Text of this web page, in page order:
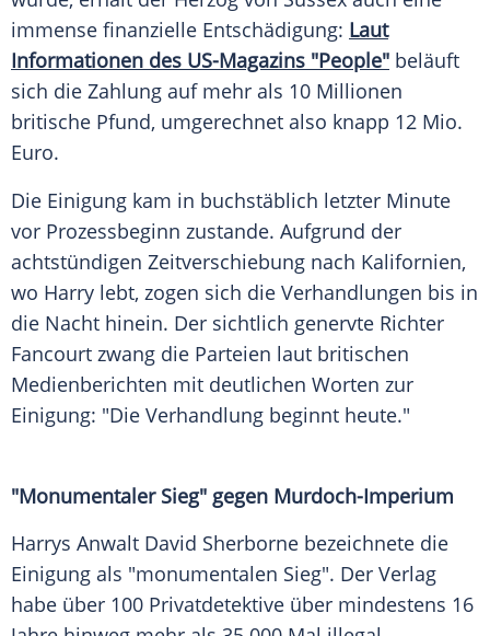
immense finanzielle Entschädigung: Laut
Informationen des US-Magazins "People" beläuft
sich die Zahlung auf mehr als 10 Millionen
britische Pfund, umgerechnet also knapp 12 Mio.
Euro.
Die Einigung kam in buchstäblich letzter Minute
vor Prozessbeginn zustande. Aufgrund der
achtstündigen Zeitverschiebung nach Kalifornien,
wo Harry lebt, zogen sich die Verhandlungen bis in
die Nacht hinein. Der sichtlich genervte Richter
Fancourt zwang die Parteien laut britischen
Medienberichten mit deutlichen Worten zur
Einigung: "Die Verhandlung beginnt heute."
"Monumentaler Sieg" gegen Murdoch-Imperium
Harrys Anwalt David Sherborne bezeichnete die
Einigung als "monumentalen Sieg". Der Verlag
habe über 100 Privatdetektive über mindestens 16